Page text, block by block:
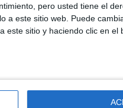
pero usted tiene el
a este sitio web. Puede
este sitio y haciendo clic en el
"visitar la ciudad", antes
horas en elMuseo de